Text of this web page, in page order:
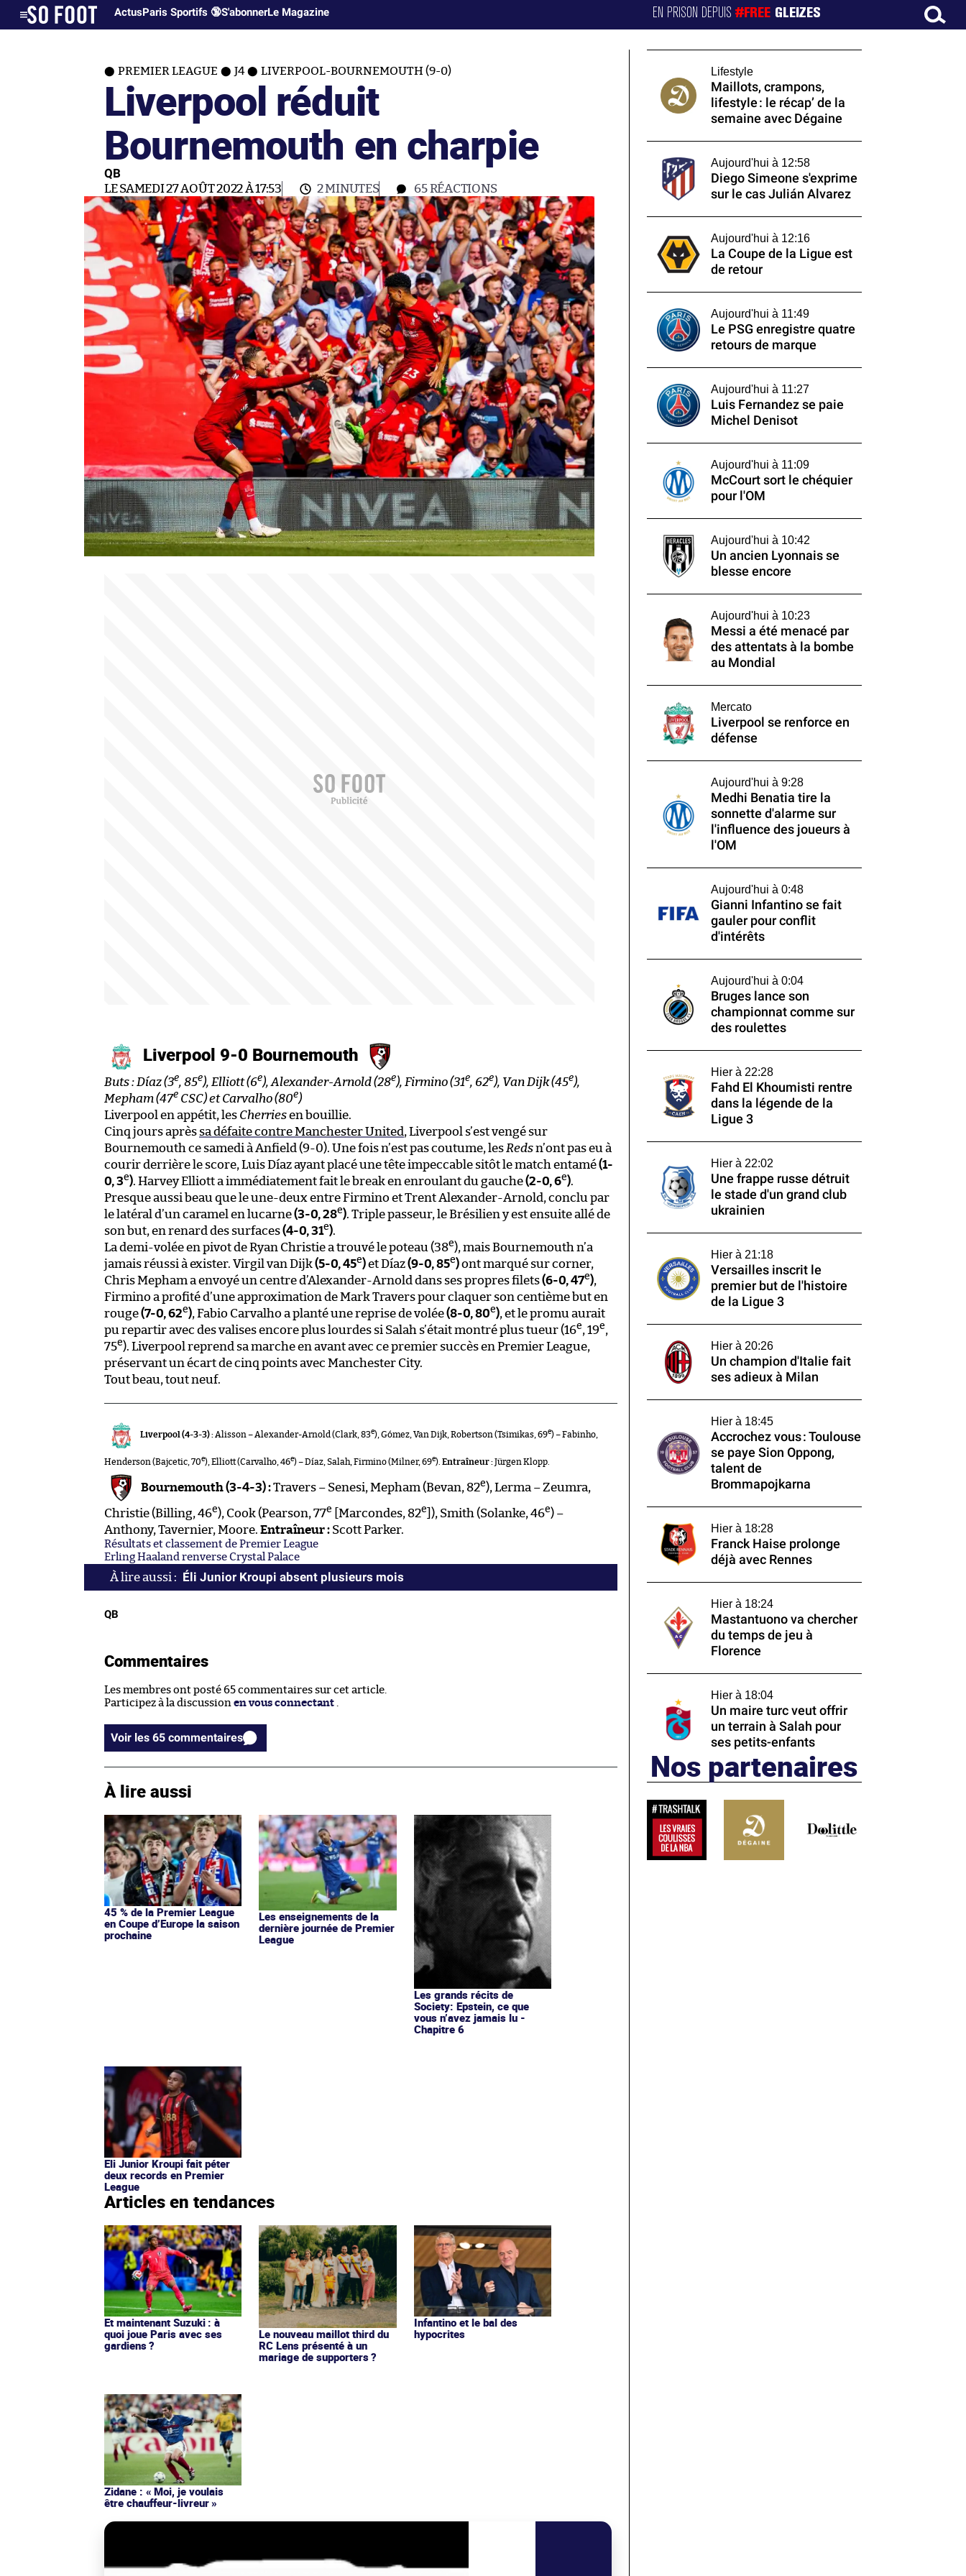
ActusParis Sportifs 🔞S'abonnerLe Magazine EN PRISON DEPUIS#FREE GLEIZES
PREMIER LEAGUE J4 LIVERPOOL-BOURNEMOUTH (9-0)
Liverpool réduit
Bournemouth en charpie
QB
LE SAMEDI 27 AOÛT 2022 À 17:53 2 MINUTES 65RÉACTIONS
Liverpool 9-0 Bournemouth
Buts : Díaz (3e, 85e), Elliott (6e), Alexander-Arnold (28e), Firmino (31e, 62e), Van Dijk (45e),
Mepham (47e CSC) et Carvalho (80e)
Liverpool en appétit, les Cherriesen bouillie.
Cinq jours après sa défaite contre Manchester United , Liverpool s’est vengé sur
Bournemouth ce samedi à Anfield (9-0). Une fois n’est pas coutume, les Redsn’ont pas eu à
courir derrière le score, Luis Díaz ayant placé une tête impeccable sitôt le match entamé(1-
0, 3e). Harvey Elliott a immédiatement fait le break en enroulant du gauche(2-0, 6e).
Presque aussi beau que le une-deux entre Firmino et Trent Alexander-Arnold, conclu par
le latéral d’un caramel en lucarne(3-0, 28e). Triple passeur, le Brésilien y est ensuite allé de
son but, en renard des surfaces(4-0, 31e).
La demi-volée en pivot de Ryan Christie a trouvé le poteau (38e), mais Bournemouth n’a
jamais réussi à exister. Virgil van Dijk(5-0, 45e)et Díaz(9-0, 85e)ont marqué sur corner,
Chris Mepham a envoyé un centre d’Alexander-Arnold dans ses propres filets(6-0, 47e),
Firmino a profité d’une approximation de Mark Travers pour claquer son centième but en
rouge(7-0, 62e), Fabio Carvalho a planté une reprise de volée(8-0, 80e), et le promu aurait
pu repartir avec des valises encore plus lourdes si Salah s’était montré plus tueur (16e, 19e,
75e). Liverpool reprend sa marche en avant avec ce premier succès en Premier League,
préservant un écart de cinq points avec Manchester City.
Tout beau, tout neuf.
Liverpool (4-3-3) : Alisson – Alexander-Arnold (Clark, 83e), Gómez, Van Dijk, Robertson (Tsimikas, 69e) – Fabinho,
Henderson (Bajcetic, 70e), Elliott (Carvalho, 46e) – Díaz, Salah, Firmino (Milner, 69e). Entraîneur :Jürgen Klopp.
Bournemouth (3-4-3) :Travers – Senesi, Mepham (Bevan, 82e), Lerma – Zeumra,
Christie (Billing, 46e), Cook (Pearson, 77e [Marcondes, 82e ]), Smith (Solanke, 46e) –
Anthony, Tavernier, Moore. Entraîneur : Scott Parker.
Résultats et classement de Premier League
Erling Haaland renverse Crystal Palace
Éli Junior Kroupi absent plusieurs mois
QB
Commentaires
Les membres ont posté 65 commentaires sur cet article.
Participez à la discussion en vous connectant
Voir les 65 commentaires
À lire aussi
45 % de la Premier League
en Coupe d’Europe la saison
prochaine
Les enseignements de la
dernière journée de Premier
League
Les grands récits de
Society: Epstein, ce que
vous n’avez jamais lu -
Chapitre 6
Eli Junior Kroupi fait péter
deux records en Premier
League
Articles en tendances
Et maintenant Suzuki : à
quoi joue Paris avec ses
gardiens ?
Le nouveau maillot third du
RC Lens présenté à un
mariage de supporters ?
Infantino et le bal des
hypocrites
Zidane : « Moi, je voulais
être chauffeur-livreur »
Lifestyle
Maillots, crampons,
lifestyle : le récap’ de la
semaine avec Dégaine
Aujourd'hui à 12:58
Diego Simeone s'exprime
sur le cas Julián Alvarez
Aujourd'hui à 12:16
La Coupe de la Ligue est
de retour
Aujourd'hui à 11:49
Le PSG enregistre quatre
retours de marque
Aujourd'hui à 11:27
Luis Fernandez se paie
Michel Denisot
Aujourd'hui à 11:09
McCourt sort le chéquier
pour l'OM
Aujourd'hui à 10:42
Un ancien Lyonnais se
blesse encore
Aujourd'hui à 10:23
Messi a été menacé par
des attentats à la bombe
au Mondial
Mercato
Liverpool se renforce en
défense
Aujourd'hui à 9:28
Medhi Benatia tire la
sonnette d'alarme sur
l'influence des joueurs à
l'OM
Aujourd'hui à 0:48
Gianni Infantino se fait
gauler pour conflit
d'intérêts
Aujourd'hui à 0:04
Bruges lance son
championnat comme sur
des roulettes
Hier à 22:28
Fahd El Khoumisti rentre
dans la légende de la
Ligue 3
Hier à 22:02
Une frappe russe détruit
le stade d'un grand club
ukrainien
Hier à 21:18
Versailles inscrit le
premier but de l'histoire
de la Ligue 3
Hier à 20:26
Un champion d'Italie fait
ses adieux à Milan
Hier à 18:45
Accrochez vous : Toulouse
se paye Sion Oppong,
talent de
Brommapojkarna
Hier à 18:28
Franck Haise prolonge
déjà avec Rennes
Hier à 18:24
Mastantuono va chercher
du temps de jeu à
Florence
Hier à 18:04
Un maire turc veut offrir
un terrain à Salah pour
ses petits-enfants
Nos partenaires